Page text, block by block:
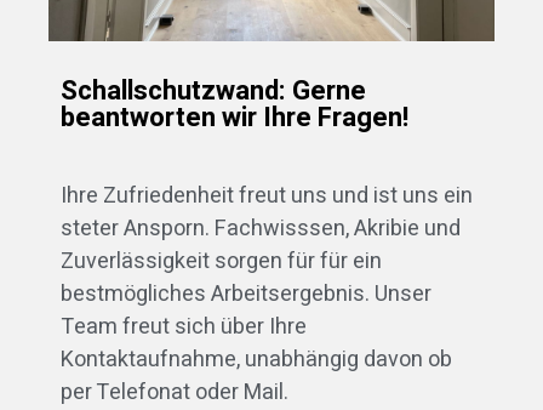
Schallschutzwand: Gerne
beantworten wir Ihre Fragen!
Ihre Zufriedenheit freut uns und ist uns ein
steter Ansporn. Fachwisssen, Akribie und
Zuverlässigkeit sorgen für für ein
bestmögliches Arbeitsergebnis. Unser
Team freut sich über Ihre
Kontaktaufnahme, unabhängig davon ob
per Telefonat oder Mail.